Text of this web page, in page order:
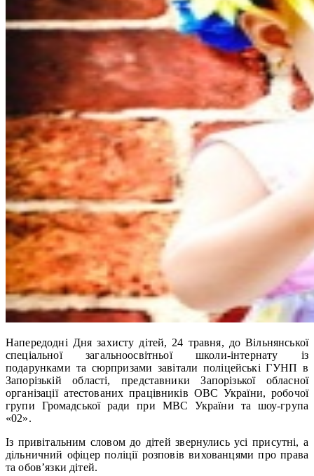
Напередодні Дня захисту дітей, 24 травня, до Вільнянської
спеціальної загальноосвітньої школи-інтернату із
подарунками та сюрпризами завітали поліцейські ГУНП в
Запорізькій області, представники Запорізької обласної
організації атестованих працівників ОВС України, робочої
групи Громадської ради при МВС України та шоу-група
«02».
Із привітальним словом до дітей звернулись усі присутні, а
дільничний офіцер поліції розповів вихованцями про права
та обов’язки дітей.